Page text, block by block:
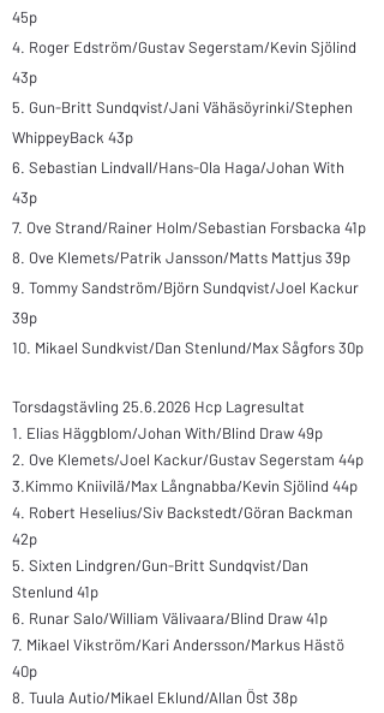
45p
4. Roger Edström/Gustav Segerstam/Kevin Sjölind
43p
5. Gun-Britt Sundqvist/Jani Vähäsöyrinki/Stephen
WhippeyBack 43p
6. Sebastian Lindvall/Hans-Ola Haga/Johan With
43p
7. Ove Strand/Rainer Holm/Sebastian Forsbacka 41p
8. Ove Klemets/Patrik Jansson/Matts Mattjus 39p
9. Tommy Sandström/Björn Sundqvist/Joel Kackur
39p
10. Mikael Sundkvist/Dan Stenlund/Max Sågfors 30p
Torsdagstävling 25.6.2026 Hcp Lagresultat​
1. Elias Häggblom/Johan With/Blind Draw 49p
2. Ove Klemets/Joel Kackur/Gustav Segerstam 44p
3.Kimmo Kniivilä/Max Långnabba/Kevin Sjölind 44p
4. Robert Heselius/Siv Backstedt/Göran Backman
42p
5. Sixten Lindgren/Gun-Britt Sundqvist/Dan
Stenlund 41p
6. Runar Salo/William Välivaara/Blind Draw 41p
7. Mikael Vikström/Kari Andersson/Markus Hästö
40p
8. Tuula Autio/Mikael Eklund/Allan Öst 38p